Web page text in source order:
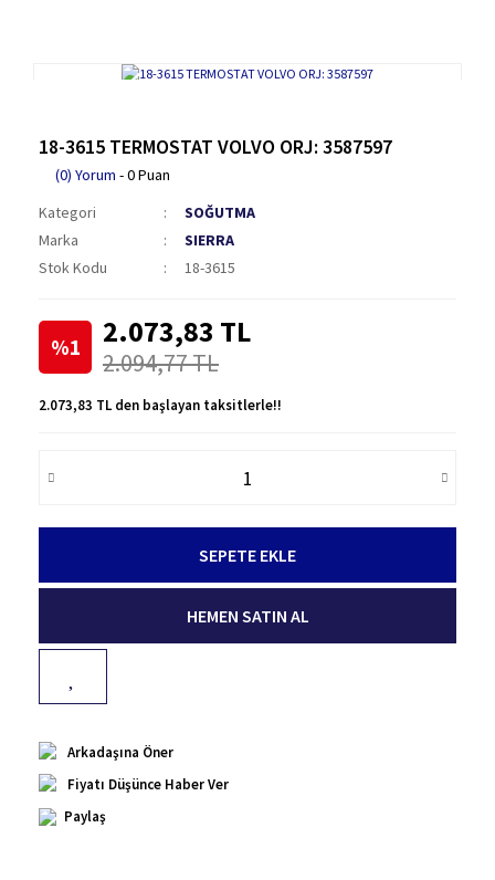
18-3615 TERMOSTAT VOLVO ORJ: 3587597
(0) Yorum - 0 Puan
Kategori
SOĞUTMA
Marka
SIERRA
Stok Kodu
18-3615
%1 2.073,83 TL
2.094,77 TL
2.073,83 TL den başlayan taksitlerle!!
SEPETE EKLE
HEMEN SATIN AL
Arkadaşına Öner
Fiyatı Düşünce Haber Ver
Paylaş